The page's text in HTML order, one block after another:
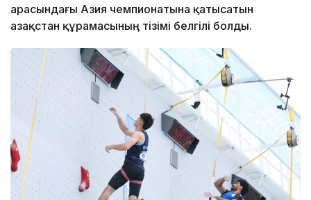
арасындағы Азия чемпионатына қатысатын
Қазақстан құрамасының тізімі белгілі болды.